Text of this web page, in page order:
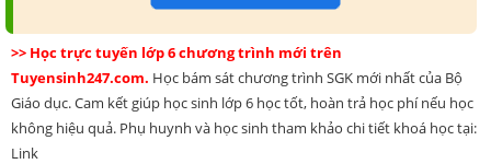
>> Học trực tuyến lớp 6 chương trình mới trên
Tuyensinh247.com. Học bám sát chương trình SGK mới nhất của Bộ
Giáo dục. Cam kết giúp học sinh lớp 6 học tốt, hoàn trả học phí nếu học
không hiệu quả. Phụ huynh và học sinh tham khảo chi tiết khoá học tại:
Link